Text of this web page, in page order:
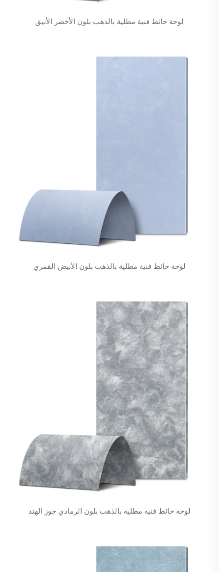
لوحة حائط فنية مطلية بالذهب بلون الأخضر الأنيق
لوحة حائط فنية مطلية بالذهب بلون الأبيض القمري
لوحة حائط فنية مطلية بالذهب بلون الرمادي جوز الهند